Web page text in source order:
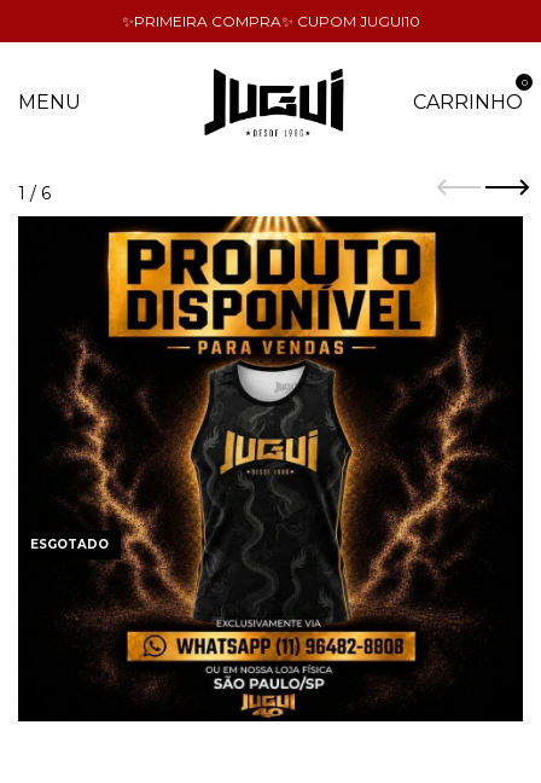
✨PRIMEIRA COMPRA✨ CUPOM JUGUI10
MENU CARRINHO
0
1 / 6
ESGOTADO